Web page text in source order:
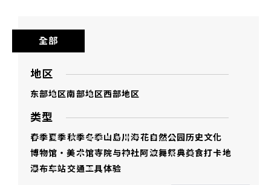
连、与犯罪行为关连之用途及其他违法用
途。
未经加工或经二次加工之本影集内影像，不
得向第三者贩卖、分发、转让、借出、发
复制及下载本影集内影像，即表示同意本使
用条款。
使用本影集内影像的风险须由使用者自行承
全部
地区
东部地区南部地区西部地区
类型
春季夏季秋季冬季山島川海花自然公园历史文化
博物馆・美术馆寺院与神社阿波舞祭典美食打卡地
瀑布车站交通工具体验